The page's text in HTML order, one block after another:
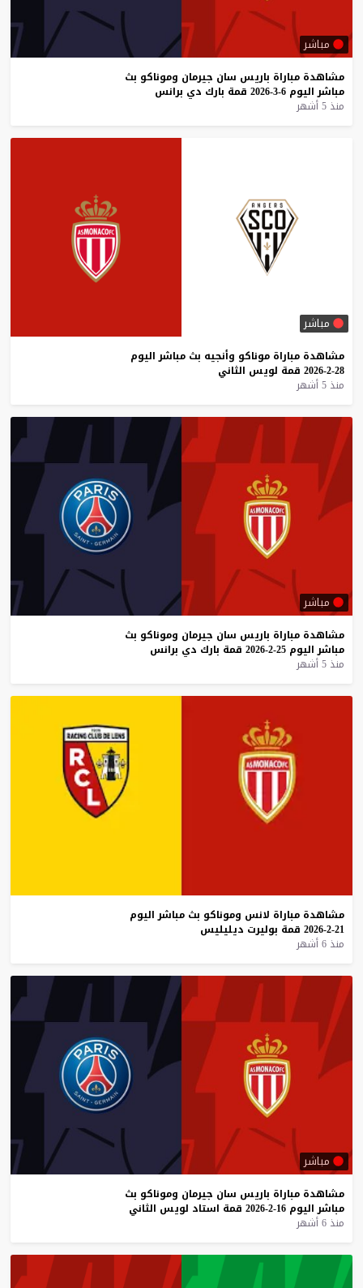
مباشر
مشاهدة مباراة باريس سان جيرمان وموناكو بث
مباشر اليوم 6-3-2026 قمة بارك دي برانس
منذ 5 أشهر
مباشر
مشاهدة مباراة موناكو وأنجيه بث مباشر اليوم
28-2-2026
قمة لويس الثاني
منذ 5 أشهر
مباشر
مشاهدة مباراة باريس سان جيرمان وموناكو بث
مباشر اليوم 25-2-2026 قمة بارك دي برانس
منذ 5 أشهر
مشاهدة مباراة لانس وموناكو بث مباشر اليوم
21-2-2026
قمة بوليرت ديليليس
منذ 6 أشهر
مباشر
مشاهدة مباراة باريس سان جيرمان وموناكو بث
مباشر اليوم 16-2-2026 قمة استاد لويس الثاني
منذ 6 أشهر